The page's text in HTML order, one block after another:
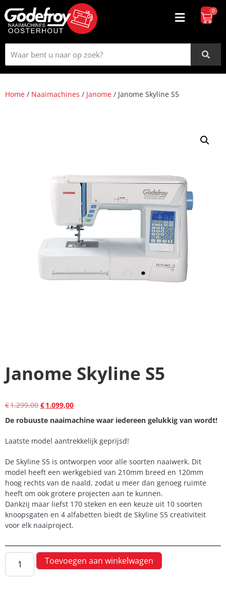
0
Home / Naaimachines / Janome / Janome Skyline S5
Janome Skyline S5
€1.299,00 €1.099,00
De robuuste naaimachine waar iedereen gelukkig van wordt!
Laatste model aantrekkelijk geprijsd!
De Skyline S5 is ontworpen voor alle soorten naaiwerk. Dit
model heeft een werkgebied van 210mm breed en 120mm
hoog rechts van de naald, zodat u meer dan genoeg ruimte
heeft om ook grotere projecten aan te kunnen.
Dankzij maar liefst 170 steken en een keuze uit 10 soorten
knoopsgaten en 4 alfabetten biedt de Skyline S5 creativiteit
voor elk naaiproject.
Toevoegen aan winkelwagen